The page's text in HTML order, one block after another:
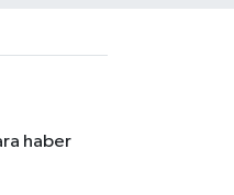
haber